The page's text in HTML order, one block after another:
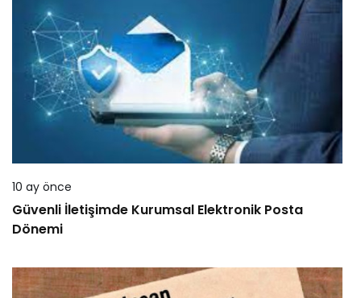
10 ay önce
Güvenli İletişimde Kurumsal Elektronik Posta
Dönemi